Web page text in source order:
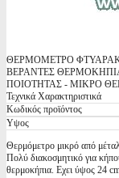
ΘΕΡΜΟΜΕΤΡΟ
ΒΕΡΑΝΤΕΣ
ΠΟIΟΤΗΤΑΣ - ΜΙΚΡΟ
Τεχνικά Χαρακτηριστικά
Κωδικός προϊόντος
Υψος
Θερμόμετρο μικρό από
Πολύ διακοσμητικό για
θερμοκήπια. Εχει ύψος 24